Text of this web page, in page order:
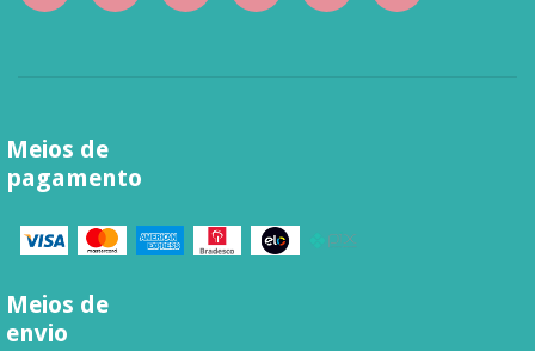
Meios de
pagamento
Meios de
envio